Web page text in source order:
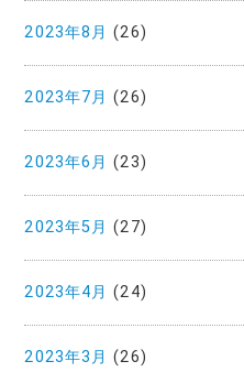
2023年8月 (26)
2023年7月 (26)
2023年6月 (23)
2023年5月 (27)
2023年4月 (24)
2023年3月 (26)